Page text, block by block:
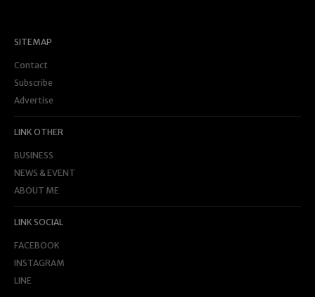
SITEMAP
Contact
Subscribe
Advertise
LINK OTHER
BUSINESS
NEWS & EVENT
ABOUT ME
LINK SOCIAL
FACEBOOK
INSTAGRAM
LINE